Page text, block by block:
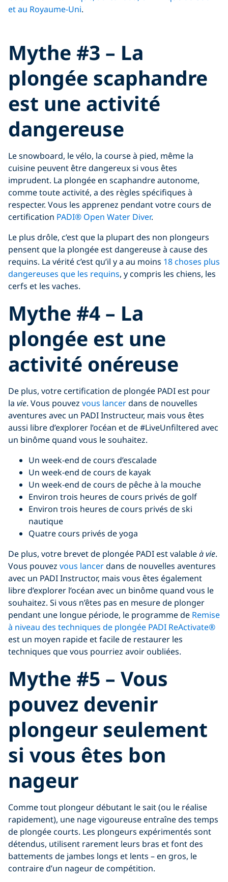
et au Royaume-Uni.
YouTube video
Mythe #3 – La
plongée scaphandre
est une activité
dangereuse
Le snowboard, le vélo, la course à pied, même la
cuisine peuvent être dangereux si vous êtes
imprudent. La plongée en scaphandre autonome,
comme toute activité, a des règles spécifiques à
respecter. Vous les apprenez pendant votre cours de
certification PADI® Open Water Diver.
Le plus drôle, c’est que la plupart des non plongeurs
pensent que la plongée est dangereuse à cause des
requins. La vérité c’est qu’il y a au moins 18 choses plus
dangereuses que les requins, y compris les chiens, les
cerfs et les vaches.
Mythe #4 – La
plongée est une
activité onéreuse
De plus, votre certification de plongée PADI est pour
la vie. Vous pouvez vous lancerdans de nouvelles
aventures avec un PADI Instructeur, mais vous êtes
aussi libre d’explorer l’océan et de #LiveUnfiltered avec
un binôme quand vous le souhaitez.
Un week-end de cours d’escalade
Un week-end de cours de kayak
Un week-end de cours de pêche à la mouche
Environ trois heures de cours privés de golf
Environ trois heures de cours privés de ski
nautique
Quatre cours privés de yoga
De plus, votre brevet de plongée PADI est valableà vie.
Vous pouvez vous lancerdans de nouvelles aventures
avec un PADI Instructor, mais vous êtes également
libre d’explorer l’océan avec un binôme quand vous le
souhaitez. Si vous n’êtes pas en mesure de plonger
pendant une longue période, le programme de Remise
à niveau des techniques de plongée PADI ReActivate®
est un moyen rapide et facile de restaurer les
techniques que vous pourriez avoir oubliées.
Mythe #5 – Vous
pouvez devenir
plongeur seulement
si vous êtes bon
nageur
Comme tout plongeur débutant le sait (ou le réalise
rapidement), une nage vigoureuse entraîne des temps
de plongée courts. Les plongeurs expérimentés sont
détendus, utilisent rarement leurs bras et font des
battements de jambes longs et lents – en gros, le
contraire d’un nageur de compétition.